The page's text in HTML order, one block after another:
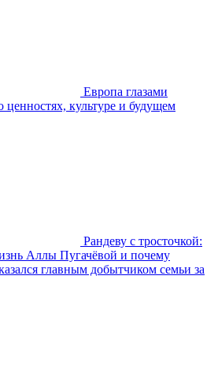
Европа глазами
ценностях, культуре и будущем
Рандеву с тросточкой:
Аллы Пугачёвой и почему
главным добытчиком семьи за